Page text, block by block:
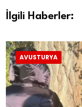
İlgili Haberler:
AVUSTURYA